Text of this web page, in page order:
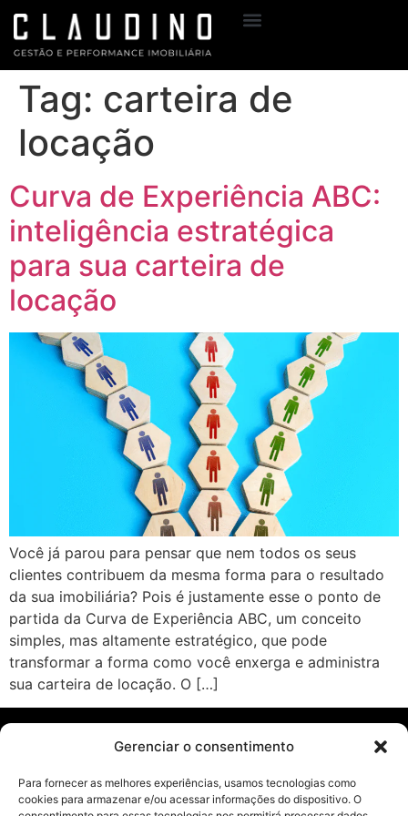
Gerenciar o consentimento
Para fornecer as melhores experiências, usamos tecnologias como
cookies para armazenar e/ou acessar informações do dispositivo. O
Tag: carteira de
locação
Curva de Experiência ABC:
inteligência estratégica
para sua carteira de
locação
Você já parou para pensar que nem todos os seus
clientes contribuem da mesma forma para o resultado
da sua imobiliária? Pois é justamente esse o ponto de
partida da Curva de Experiência ABC, um conceito
simples, mas altamente estratégico, que pode
transformar a forma como você enxerga e administra
sua carteira de locação. O […]
Páginas
Blog